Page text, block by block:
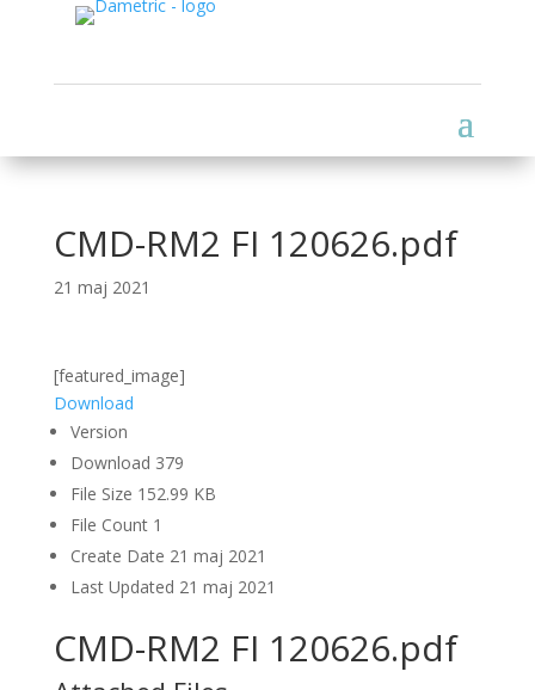
CMD-RM2 FI 120626.pdf
21 maj 2021
[featured_image]
Download
Version
Download 379
File Size 152.99 KB
File Count 1
Create Date 21 maj 2021
Last Updated 21 maj 2021
CMD-RM2 FI 120626.pdf